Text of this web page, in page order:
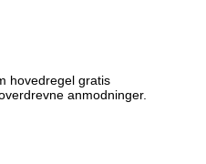
hovedregel gratis
anmodninger.